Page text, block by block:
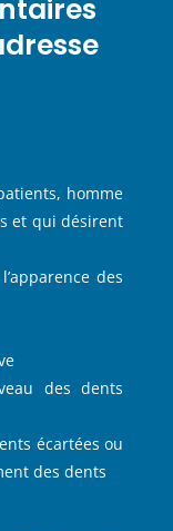
homme
et qui désirent
des
des dents
écartées ou
des dents